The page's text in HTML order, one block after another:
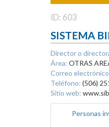
ID: 603
SISTEMA
Director o
Área: OTRAS
Correo
Teléfono: (506)
Sitio web:
Personas